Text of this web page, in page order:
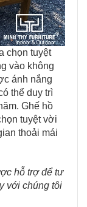
chọn tuyệt
vào không
ánh nắng
thể duy trì
Ghế hồ
tuyệt vời
thoải mái
hỗ trợ để tư
với chúng tôi